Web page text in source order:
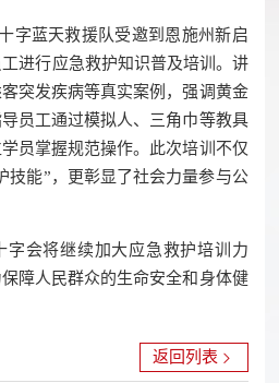
字蓝天救援队受邀到恩施州新启
进行应急救护知识普及培训。讲
突发疾病等真实案例，强调黄金
员工通过模拟人、三角巾等教具
员掌握规范操作。此次培训不仅
技能”，更彰显了社会力量参与公
字会将继续加大应急救护培训力
障人民群众的生命安全和身体健
返回列表